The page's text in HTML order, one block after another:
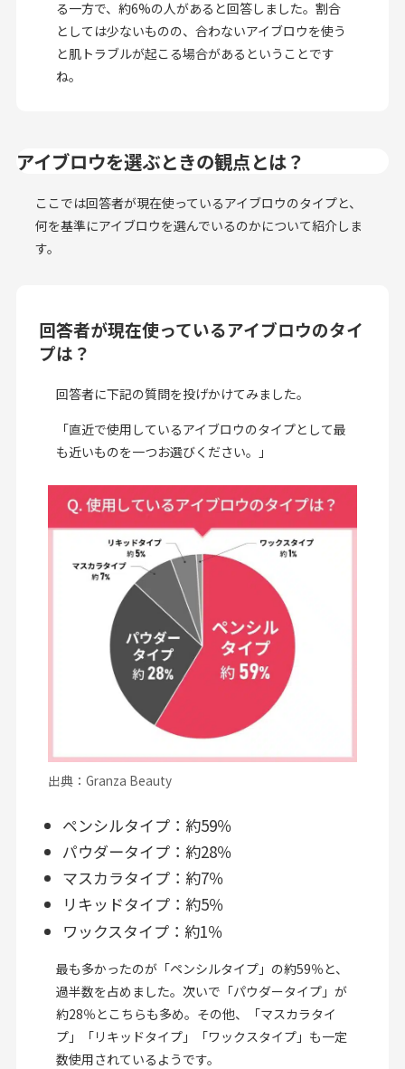
る一方で、約6%の人があると回答しました。割合
としては少ないものの、合わないアイブロウを使う
と肌トラブルが起こる場合があるということです
ね。
アイブロウを選ぶときの観点とは？
ここでは回答者が現在使っているアイブロウのタイプと、
何を基準にアイブロウを選んでいるのかについて紹介しま
す。
回答者が現在使っているアイブロウのタイ
プは？
回答者に下記の質問を投げかけてみました。
「直近で使用しているアイブロウのタイプとして最
も近いものを一つお選びください。」
出典：Granza Beauty
ペンシルタイプ：約59％
パウダータイプ：約28％
マスカラタイプ：約7％
リキッドタイプ：約5％
ワックスタイプ：約1％
最も多かったのが「ペンシルタイプ」の約59％と、
過半数を占めました。次いで「パウダータイプ」が
約28％とこちらも多め。その他、「マスカラタイ
プ」「リキッドタイプ」「ワックスタイプ」も一定
数使用されているようです。